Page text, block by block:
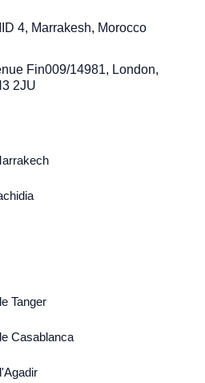
4, Marrakesh, Morocco
Fin009/14981, London,
2JU
Tanger
Casablanca